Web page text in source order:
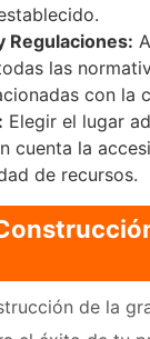
Regulaciones:
las
con la
Elegir el lugar
cuenta la
de recursos.
de la